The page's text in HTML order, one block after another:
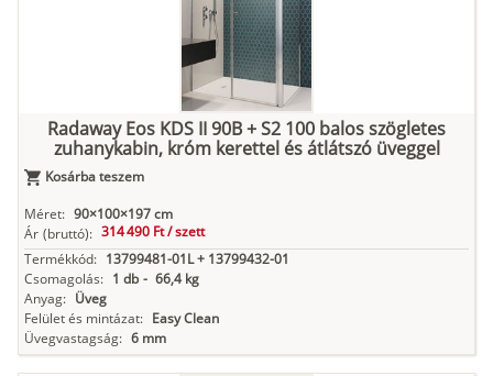
Radaway Eos KDS II 90B + S2 100 balos szögletes
zuhanykabin, króm kerettel és átlátszó üveggel
Kosárba teszem
Méret: 90×100×197 cm
Ár (bruttó): 314 490 Ft /szett
Termékkód: 13799481-01L + 13799432-01
Csomagolás: 1 db - 66,4 kg
Anyag: Üveg
Felület és mintázat: Easy Clean
Üvegvastagság: 6 mm